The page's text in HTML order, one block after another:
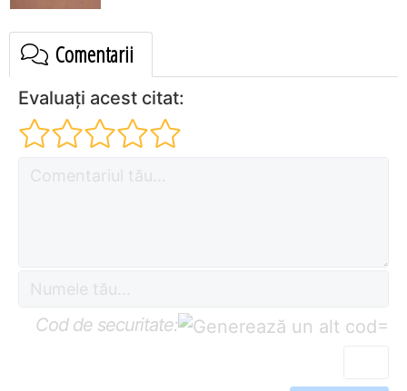
Comentarii
Evaluați acest citat:
Cod de securitate: =